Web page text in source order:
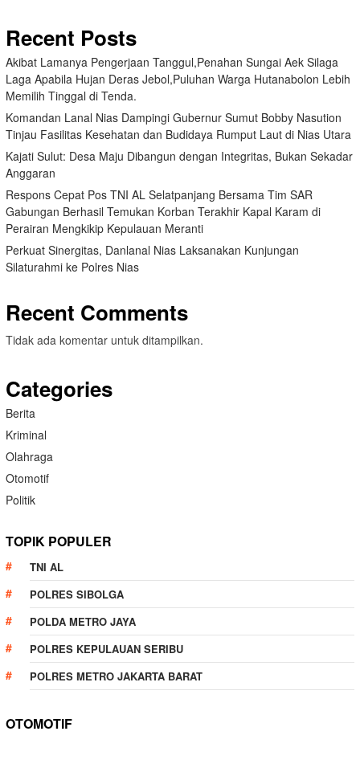
Recent Posts
Akibat Lamanya Pengerjaan Tanggul,Penahan Sungai Aek Silaga
Laga Apabila Hujan Deras Jebol,Puluhan Warga Hutanabolon Lebih
Memilih Tinggal di Tenda.
Komandan Lanal Nias Dampingi Gubernur Sumut Bobby Nasution
Tinjau Fasilitas Kesehatan dan Budidaya Rumput Laut di Nias Utara
Kajati Sulut: Desa Maju Dibangun dengan Integritas, Bukan Sekadar
Anggaran
Respons Cepat Pos TNI AL Selatpanjang Bersama Tim SAR
Gabungan Berhasil Temukan Korban Terakhir Kapal Karam di
Perairan Mengkikip Kepulauan Meranti
Perkuat Sinergitas, Danlanal Nias Laksanakan Kunjungan
Silaturahmi ke Polres Nias
Recent Comments
Tidak ada komentar untuk ditampilkan.
Categories
Berita
Kriminal
Olahraga
Otomotif
Politik
TOPIK POPULER
TNI AL
POLRES SIBOLGA
POLDA METRO JAYA
POLRES KEPULAUAN SERIBU
POLRES METRO JAKARTA BARAT
OTOMOTIF